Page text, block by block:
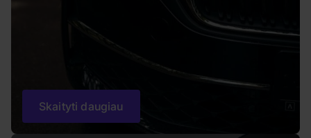
Skaityti daugiau